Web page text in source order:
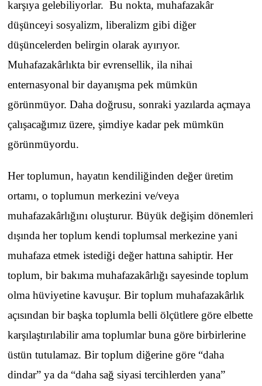
karşıya gelebiliyorlar. Bu nokta, muhafazakâr
düşünceyi sosyalizm, liberalizm gibi diğer
düşüncelerden belirgin olarak ayırıyor.
Muhafazakârlıkta bir evrensellik, ila nihai
enternasyonal bir dayanışma pek mümkün
görünmüyor. Daha doğrusu, sonraki yazılarda açmaya
çalışacağımız üzere, şimdiye kadar pek mümkün
görünmüyordu.
Her toplumun, hayatın kendiliğinden değer üretim
ortamı, o toplumun merkezini ve/veya
muhafazakârlığını oluşturur. Büyük değişim dönemleri
dışında her toplum kendi toplumsal merkezine yani
muhafaza etmek istediği değer hattına sahiptir. Her
toplum, bir bakıma muhafazakârlığı sayesinde toplum
olma hüviyetine kavuşur. Bir toplum muhafazakârlık
açısından bir başka toplumla belli ölçütlere göre elbette
karşılaştırılabilir ama toplumlar buna göre birbirlerine
üstün tutulamaz. Bir toplum diğerine göre “daha
dindar” ya da “daha sağ siyasi tercihlerden yana”